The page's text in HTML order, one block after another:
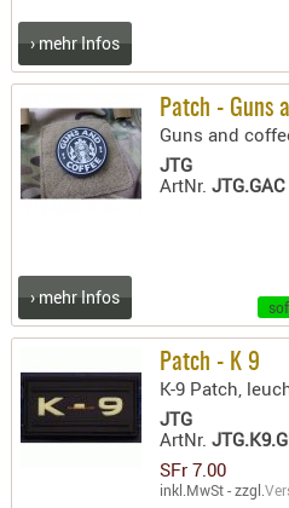
› mehr Infos
Patch - Guns
Guns and
JTG
ArtNr.JTG.GAC
› mehr Infos
Patch - K 9
K-9 Patch,
JTG
ArtNr.
SFr 7.00
inkl.MwSt - zzgl.